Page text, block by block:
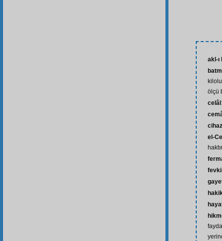
akl-ı
ölçü
celâl
el-